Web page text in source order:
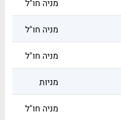
מניה חו"ל
מניה חו"ל
מניה חו"ל
מניות
מניה חו"ל